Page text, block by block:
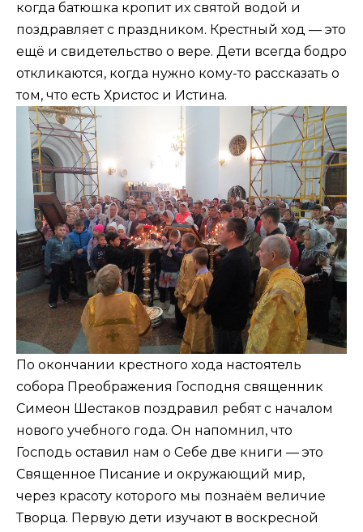
когда батюшка кропит их святой водой и
поздравляет с праздником. Крестный ход — это
ещё и свидетельство о вере. Дети всегда бодро
откликаются, когда нужно кому-то рассказать о
том, что есть Христос и Истина.
По окончании крестного хода настоятель
собора Преображения Господня священник
Симеон Шестаков поздравил ребят с началом
нового учебного года. Он напомнил, что
Господь оставил нам о Себе две книги — это
Священное Писание и окружающий мир,
через красоту которого мы познаём величие
Творца. Первую дети изучают в воскресной